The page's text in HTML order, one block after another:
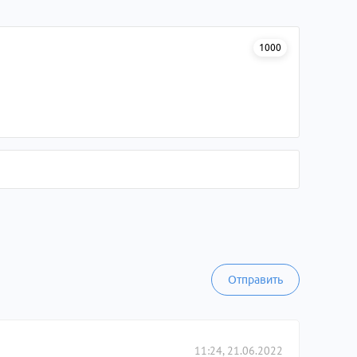
1000
Отправить
11:24, 21.06.2022